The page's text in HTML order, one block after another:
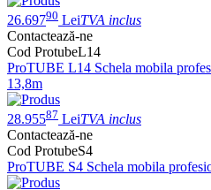
26.69790 LeiTVA inclus
Contactează-ne
Cod ProtubeL14
ProTUBE L14 Schela mobila
13,8m
28.95587 LeiTVA inclus
Contactează-ne
Cod ProtubeS4
ProTUBE S4 Schela mobila